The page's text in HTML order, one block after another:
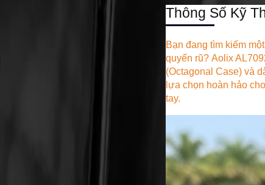
Thông Số Kỹ
Bạn đang tìm kiếm
quyến rũ? Aolix
(Octagonal Case) và
lựa chọn hoàn hảo
tay.